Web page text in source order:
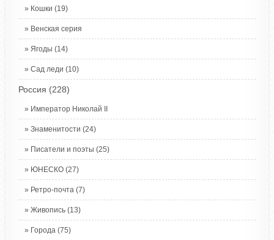
Кошки (19)
Венская серия
Ягоды (14)
Сад леди (10)
Россия (228)
Император Николай II
Знаменитости (24)
Писатели и поэты (25)
ЮНЕСКО (27)
Ретро-почта (7)
Живопись (13)
Города (75)